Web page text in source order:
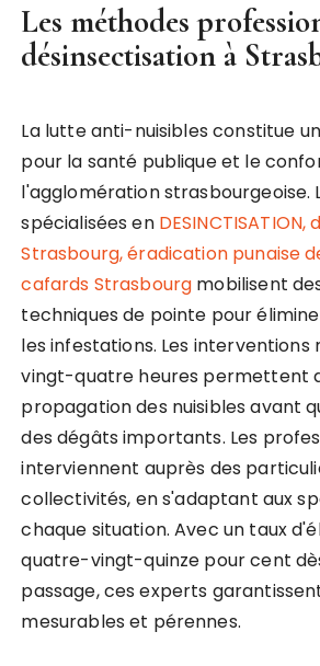
Les méthodes
désinsectisation à
La lutte anti-nuisibles constitue
pour la santé publique et le
l'agglomération strasbourgeoise.
spécialisées en
Strasbourg, éradication punaise
cafards Strasbourg mobilisent
techniques de pointe pour
les infestations. Les interventions
vingt-quatre heures permettent
propagation des nuisibles avant
des dégâts importants. Les
interviennent auprès des
collectivités, en s'adaptant aux
chaque situation. Avec un taux
quatre-vingt-quinze pour cent
passage, ces experts
mesurables et pérennes.